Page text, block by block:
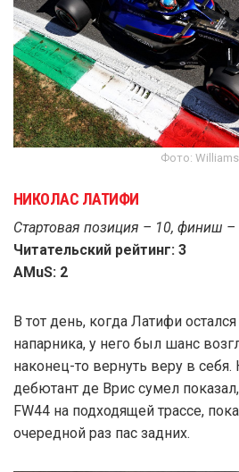
Фото: Williams
НИКОЛАС ЛАТИФИ
Стартовая позиция – 10, финиш –
Читательский рейтинг: 3
AMuS: 2
В тот день, когда Латифи
напарника, у него был шанс
наконец-то вернуть веру в
дебютант де Врис сумел
FW44 на подходящей трассе,
очередной раз пас задних.